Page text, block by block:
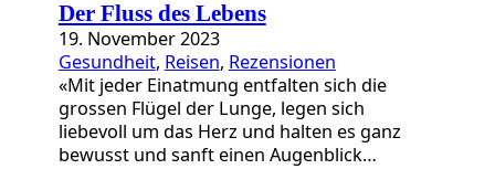
Der Fluss des Lebens
19. November 2023
Gesundheit, Reisen, Rezensionen
«Mit jeder Einatmung entfalten sich die
grossen Flügel der Lunge, legen sich
liebevoll um das Herz und halten es ganz
bewusst und sanft einen Augenblick…